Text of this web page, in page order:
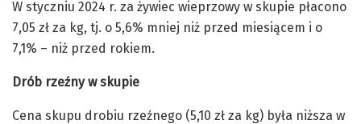
W styczniu 2024 r. za żywiec wieprzowy w skupie płacono
7,05 zł za kg, tj. o 5,6% mniej niż przed miesiącem i o
7,1% – niż przed rokiem.
Drób rzeźny w skupie
Cena skupu drobiu rzeźnego (5,10 zł za kg) była niższa w